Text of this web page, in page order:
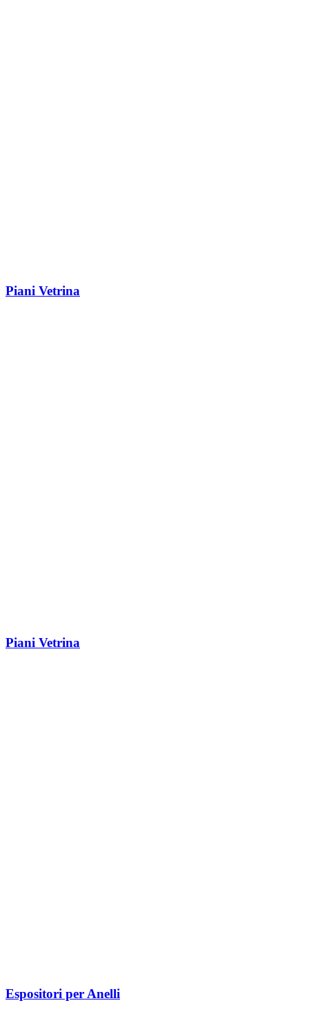
Piani Vetrina
Piani Vetrina
Espositori per Anelli